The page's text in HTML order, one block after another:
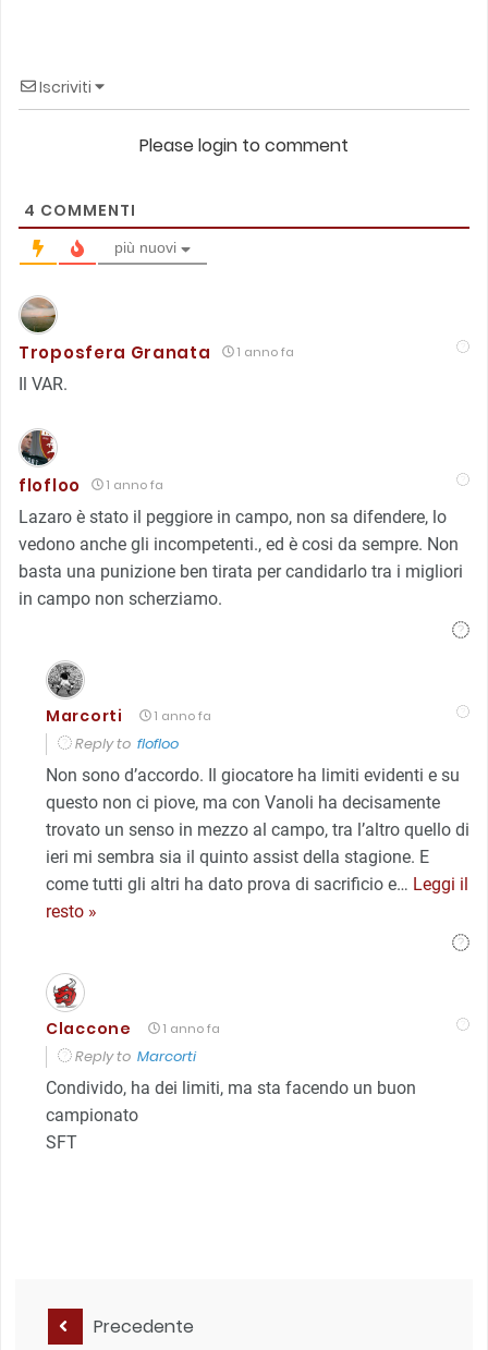
Iscriviti
Please login to comment
4 COMMENTI
più nuovi
Troposfera Granata 1 anno fa
Il VAR.
flofloo 1 anno fa
Lazaro è stato il peggiore in campo, non sa difendere, lo
vedono anche gli incompetenti., ed è cosi da sempre. Non
basta una punizione ben tirata per candidarlo tra i migliori
in campo non scherziamo.
Marcorti 1 anno fa
Reply to flofloo
Non sono d’accordo. Il giocatore ha limiti evidenti e su
questo non ci piove, ma con Vanoli ha decisamente
trovato un senso in mezzo al campo, tra l’altro quello di
ieri mi sembra sia il quinto assist della stagione. E
come tutti gli altri ha dato prova di sacrificio e… Leggi il
resto »
Claccone 1 anno fa
Reply to Marcorti
Condivido, ha dei limiti, ma sta facendo un buon
campionato
SFT
Precedente